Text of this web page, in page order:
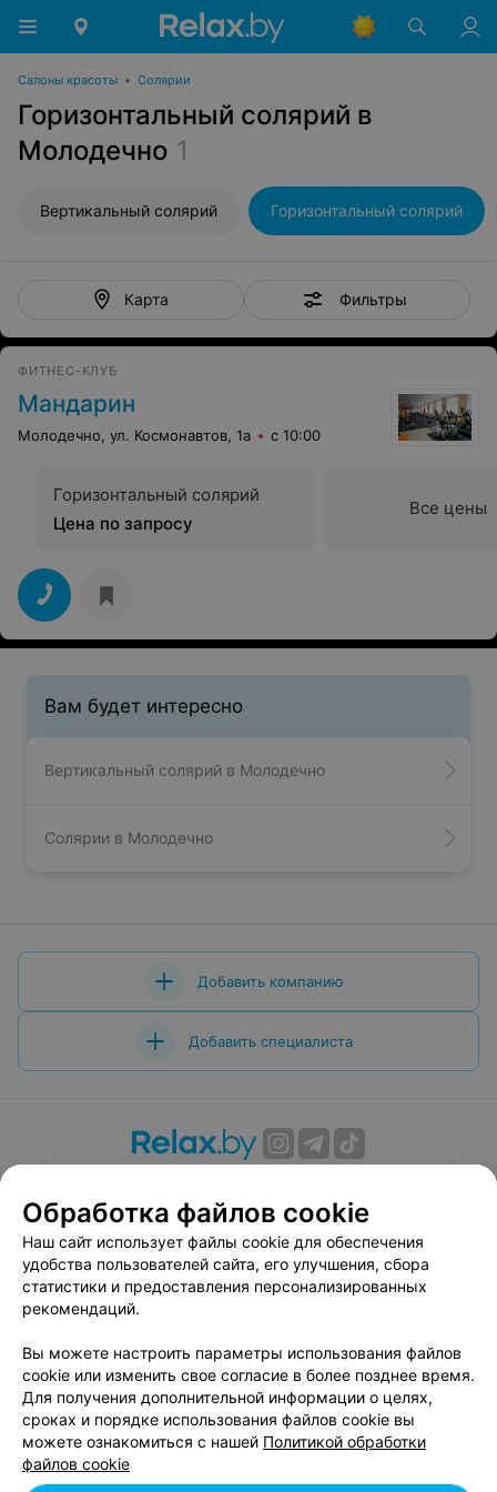
Салоны красоты • Солярии
Горизонтальный солярий в
Молодечно 1
Вертикальный солярий Горизонтальный солярий
Карта Фильтры
ФИТНЕС-КЛУБ
Мандарин
Молодечно, ул. Космонавтов, 1а с 10:00
Горизонтальный солярий
Цена по запросу
Все цены
Вам будет интересно
Вертикальный солярий в Молодечно
Солярии в Молодечно
Добавить компанию
Добавить специалиста
Вакансии
Публичный договор
Способы оплаты
Публичный договор по использованию сервиса
«Афиша»
Пользовательское соглашение
Связаться по вопросам сотрудничества
Написать руководителю relax.by
Персональные настройки cookie
Обработка персональных данных
Обработка файлов cookie
Наш сайт использует файлы cookie для обеспечения
удобства пользователей сайта, его улучшения, сбора
статистики и предоставления персонализированных
рекомендаций.
Вы можете настроить параметры использования файлов
cookie или изменить свое согласие в более позднее время.
Для получения дополнительной информации о целях,
сроках и порядке использования файлов cookie вы
можете ознакомиться с нашей Политикой обработки
файлов cookie